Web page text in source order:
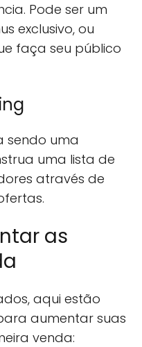
Pode ser um
exclusivo, ou
faça seu público
sendo uma
uma lista de
através de
as
aqui estão
aumentar suas
venda: